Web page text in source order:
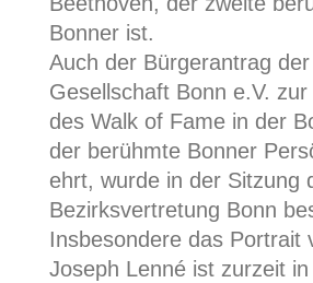
Bonner ist.
Auch der Bürgerantrag
Gesellschaft Bonn e.V.
des Walk of Fame in der
der berühmte Bonner
ehrt, wurde in der Sitzung
Bezirksvertretung Bonn
Insbesondere das Portrait
Joseph Lenné ist zurzeit